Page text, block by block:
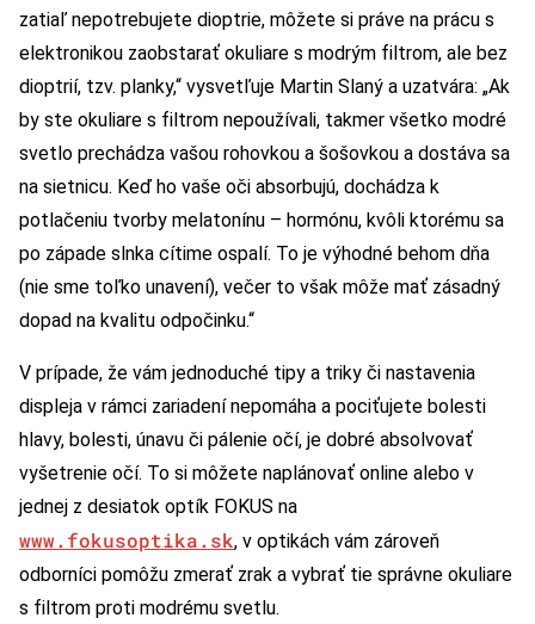
zatiaľ nepotrebujete dioptrie, môžete si práve na prácu s
elektronikou zaobstarať okuliare s modrým filtrom, ale bez
dioptrií, tzv. planky,“ vysvetľuje Martin Slaný a uzatvára: „Ak
by ste okuliare s filtrom nepoužívali, takmer všetko modré
svetlo prechádza vašou rohovkou a šošovkou a dostáva sa
na sietnicu. Keď ho vaše oči absorbujú, dochádza k
potlačeniu tvorby melatonínu – hormónu, kvôli ktorému sa
po západe slnka cítime ospalí. To je výhodné behom dňa
(nie sme toľko unavení), večer to však môže mať zásadný
dopad na kvalitu odpočinku.“
V prípade, že vám jednoduché tipy a triky či nastavenia
displeja v rámci zariadení nepomáha a pociťujete bolesti
hlavy, bolesti, únavu či pálenie očí, je dobré absolvovať
vyšetrenie očí. To si môžete naplánovať online alebo v
jednej z desiatok optík FOKUS na
www.fokusoptika.sk, v optikách vám zároveň
odborníci pomôžu zmerať zrak a vybrať tie správne okuliare
s filtrom proti modrému svetlu.